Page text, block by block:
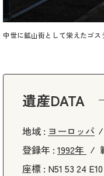
中世に鉱山街として栄えたゴス
遺産DATA
地域 : ヨーロッパ
登録年 : 1992年
座標 : N51 53 24